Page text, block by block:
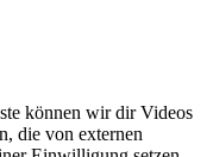
können wir dir Videos
die von externen